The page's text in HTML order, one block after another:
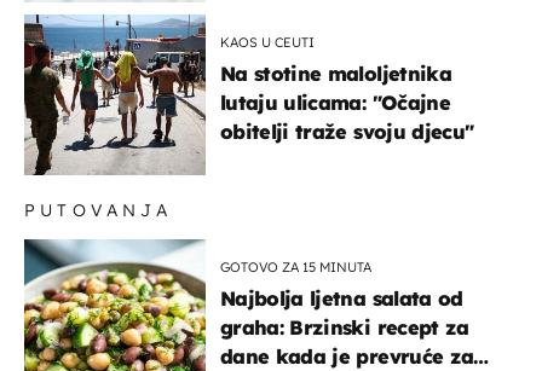
KAOS U CEUTI
Na stotine maloljetnika
lutaju ulicama: "Očajne
obitelji traže svoju djecu"
PUTOVANJA
GOTOVO ZA 15 MINUTA
Najbolja ljetna salata od
graha: Brzinski recept za
dane kada je prevruće za